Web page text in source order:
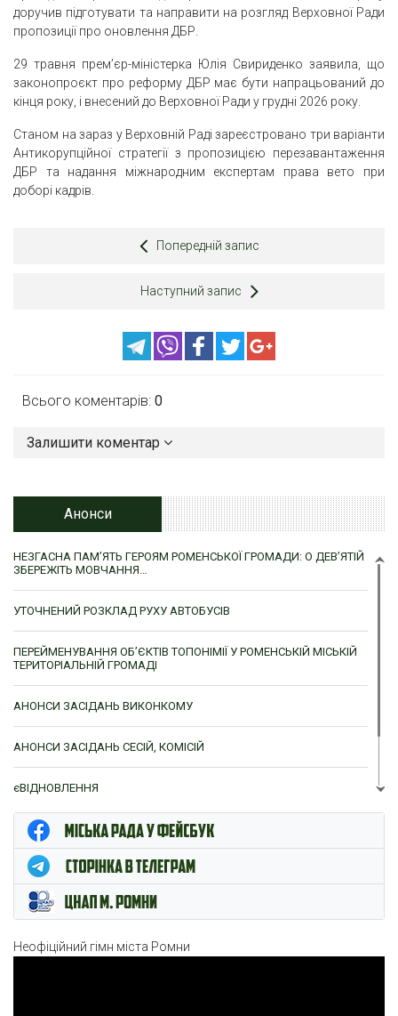
доручив підготувати та направити на розгляд Верховної Ради
пропозиції про оновлення ДБР.
29 травня прем’єр-міністерка Юлія Свириденко заявила, що
законопроєкт про реформу ДБР має бути напрацьований до
кінця року, і внесений до Верховної Ради у грудні 2026 року.
Станом на зараз у Верховній Раді зареєстровано три варіанти
Антикорупційної стратегії з пропозицією перезавантаження
ДБР та надання міжнародним експертам права вето при
доборі кадрів.
Попередній запис
Наступний запис
Всього коментарів: 0
Залишити коментар
Анонси
НЕЗГАСНА ПАМ’ЯТЬ ГЕРОЯМ РОМЕНСЬКОЇ ГРОМАДИ: О ДЕВ’ЯТІЙ
ЗБЕРЕЖІТЬ МОВЧАННЯ…
УТОЧНЕНИЙ РОЗКЛАД РУХУ АВТОБУСІВ
ПЕРЕЙМЕНУВАННЯ ОБ’ЄКТІВ ТОПОНІМІЇ У РОМЕНСЬКІЙ МІСЬКІЙ
ТЕРИТОРІАЛЬНІЙ ГРОМАДІ
АНОНСИ ЗАСІДАНЬ ВИКОНКОМУ
АНОНСИ ЗАСІДАНЬ СЕСІЙ, КОМІСІЙ
єВІДНОВЛЕННЯ
ЦНАП м. Ромни
Неофіційний гімн міста Ромни